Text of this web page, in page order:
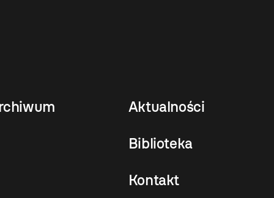
Aktualności
Biblioteka
Kontakt